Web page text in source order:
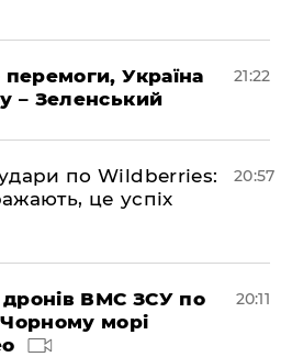
Україна
– Зеленський
21:22
по Wildberries:
це успіх
20:57
ВМС ЗСУ по
морі
20:11